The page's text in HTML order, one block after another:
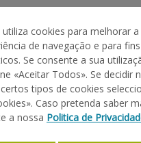
Data: 2014/
utiliza cookies para melhorar a
de navegação e para fins
Se consente a sua
«Aceitar Todos». Se decidir
tipos de cookies
Caso pretenda saber
a nossa Politica de